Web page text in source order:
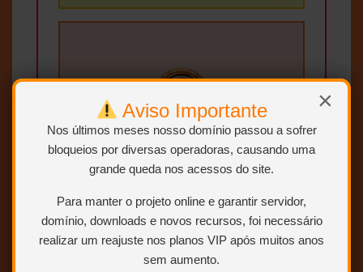
×
Aviso Importante
Nos últimos meses nosso domínio passou a sofrer
bloqueios por diversas operadoras, causando uma
grande queda nos acessos do site.
Para manter o projeto online e garantir servidor,
domínio, downloads e novos recursos, foi necessário
realizar um reajuste nos planos VIP após muitos anos
sem aumento.
BAIXAR
Clique no botão
redirecionado para a página com
os links de download, eles são:
OneDrive, MEGA, GDRIVE,
Uptobox e 1fichier.